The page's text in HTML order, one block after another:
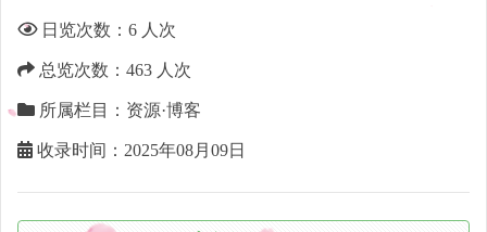
日览次数： 6 人次
总览次数： 463 人次
所属栏目：资源·博客
收录时间：2025年08月09日